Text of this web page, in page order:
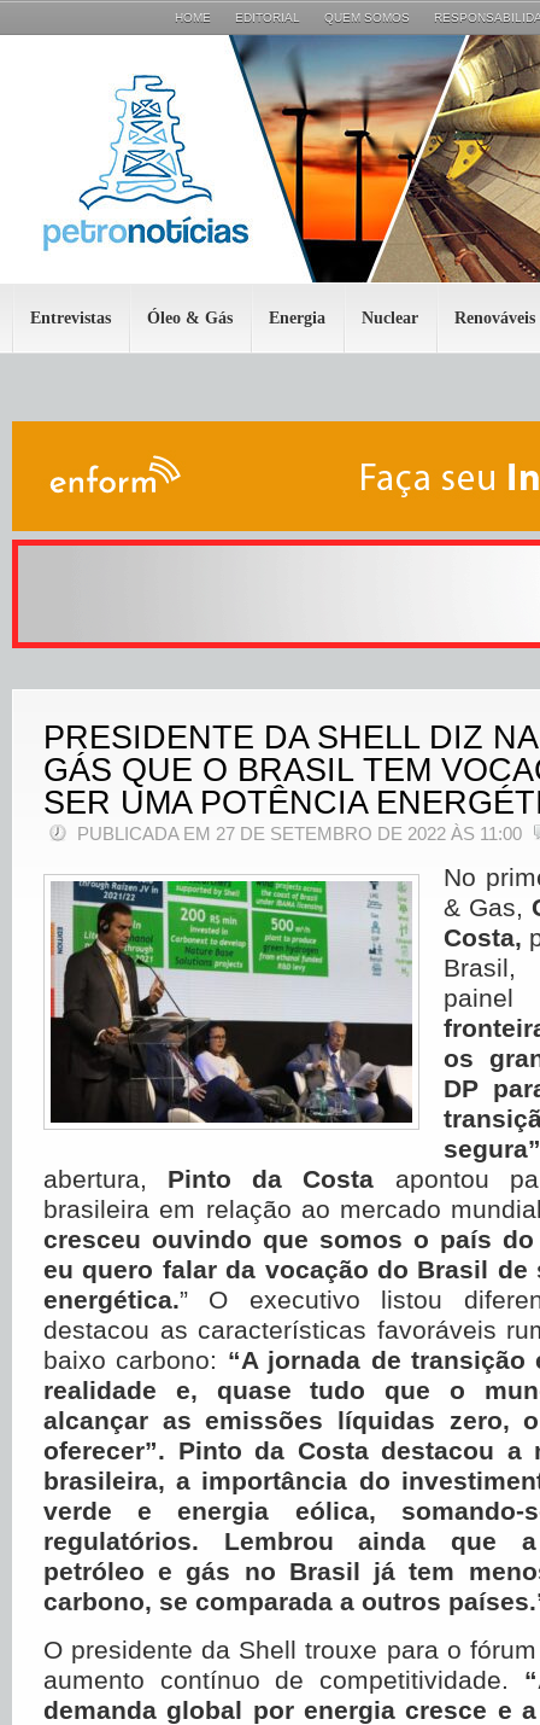
HOME EDITORIAL QUEM SOMOS
Entrevistas Óleo & Gás Energia Nuclear Renováveis
PRESIDENTE DA SHELL DIZ
GÁS QUE O BRASIL TEM
SER UMA POTÊNCIA
PUBLICADA EM 27 DE SETEMBRO DE 2022 ÀS 11:00
No
& Gas,
Costa,
os
DP
abertura, Pinto da Costa apontou
brasileira em relação ao mercado
cresceu ouvindo que somos o país
eu quero falar da vocação do Brasil de
energética.” O executivo listou
destacou as características favoráveis
baixo carbono: “A jornada de transição
realidade e, quase tudo que o
alcançar as emissões líquidas zero,
oferecer”. Pinto da Costa destacou a
brasileira, a importância do
verde e energia eólica, somando-
regulatórios. Lembrou ainda que
petróleo e gás no Brasil já tem
carbono, se comparada a outros
­O presidente da Shell trouxe para o
aumento contínuo de competitividade.
demanda global por energia cresce e